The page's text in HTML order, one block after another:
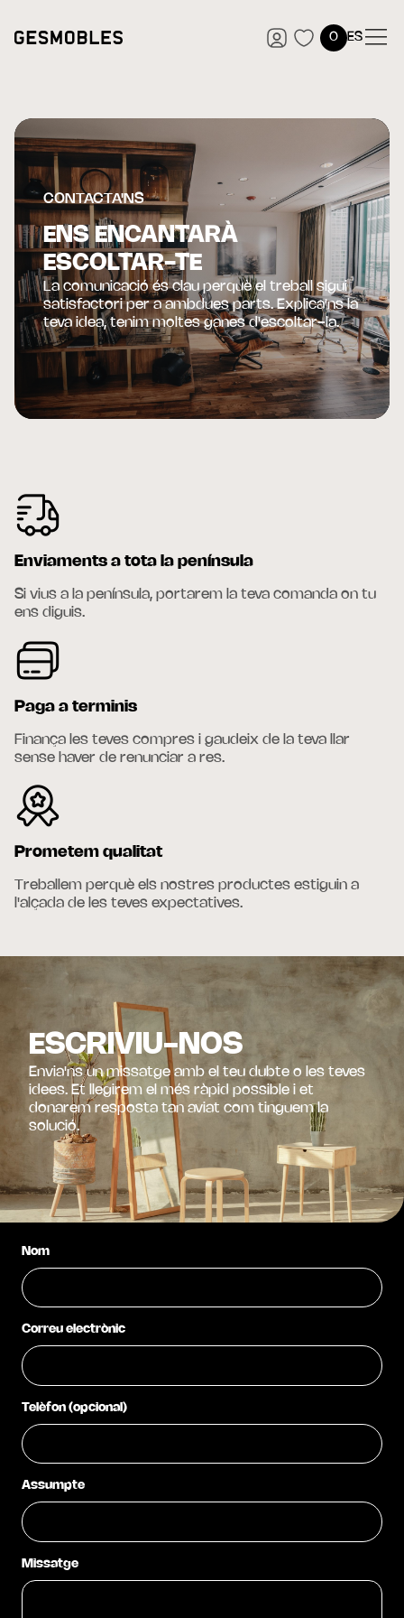
0 ES
CONTACTA'NS
ENS ENCANTARÀ
ESCOLTAR-TE
La comunicació és clau perquè el treball sigui
satisfactori per a ambdues parts. Explica'ns la
teva idea, tenim moltes ganes d'escoltar-la.
Enviaments a tota la península
Si vius a la península, portarem la teva comanda on tu
ens diguis.
Paga a terminis
Finança les teves compres i gaudeix de la teva llar
sense haver de renunciar a res.
Prometem qualitat
Treballem perquè els nostres productes estiguin a
l'alçada de les teves expectatives.
ESCRIVIU-NOS
Envia'ns un missatge amb el teu dubte o les teves
idees. Et llegirem el més ràpid possible i et
donarem resposta tan aviat com tinguem la
solució.
Nom
Correu electrònic
Telèfon (opcional)
Assumpte
Missatge